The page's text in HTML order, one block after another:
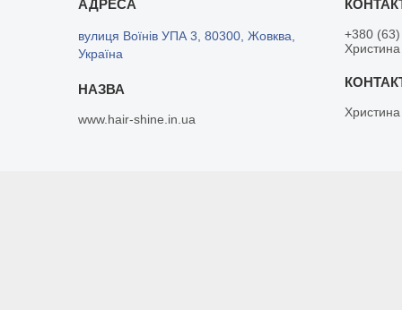
вулиця Воїнів УПА 3, 80300, Жовква,
Україна
www.hair-shine.in.ua
+380
Христина
Христина